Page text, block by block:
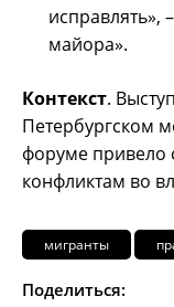
исправлять», –
майора».
Контекст.
Петербургском
форуме привело
конфликтам во
мигранты
Поделиться: